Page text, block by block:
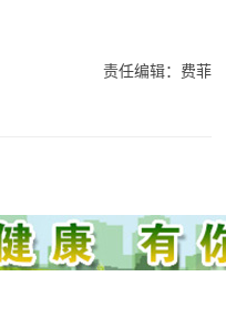
责任编辑：费菲